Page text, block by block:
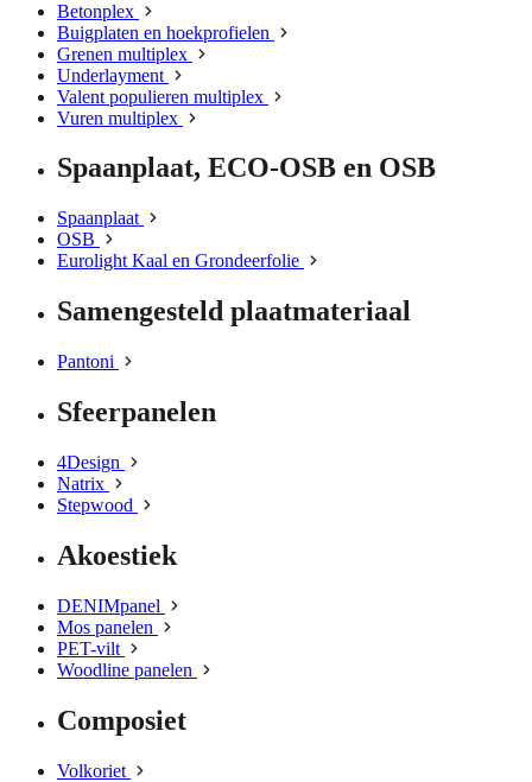
Betonplex
Buigplaten en hoekprofielen
Grenen multiplex
Underlayment
Valent populieren multiplex
Vuren multiplex
Spaanplaat, ECO-OSB en OSB
Spaanplaat
OSB
Eurolight Kaal en Grondeerfolie
Samengesteld plaatmateriaal
Pantoni
Sfeerpanelen
4Design
Natrix
Stepwood
Akoestiek
DENIMpanel
Mos panelen
PET-vilt
Woodline panelen
Composiet
Volkoriet